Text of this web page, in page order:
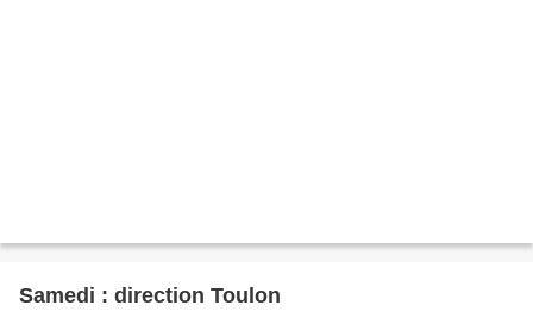
Samedi : direction Toulon